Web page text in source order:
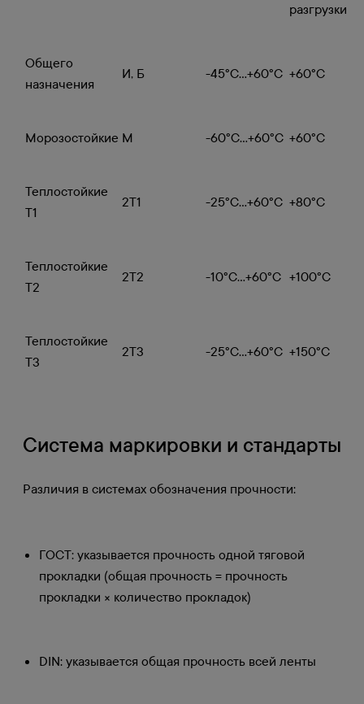
разгрузки
Общего
назначения
И, Б -45°C...+60°C +60°C
Морозостойкие М -60°C...+60°C +60°C
Теплостойкие
Т1
2Т1 -25°C...+60°C +80°C
Теплостойкие
Т2
2Т2 -10°C...+60°C +100°C
Теплостойкие
Т3
2Т3 -25°C...+60°C +150°C
Система маркировки и стандарты
Различия в системах обозначения прочности:
ГОСТ: указывается прочность одной тяговой
прокладки (общая прочность = прочность
прокладки × количество прокладок)
DIN: указывается общая прочность всей ленты